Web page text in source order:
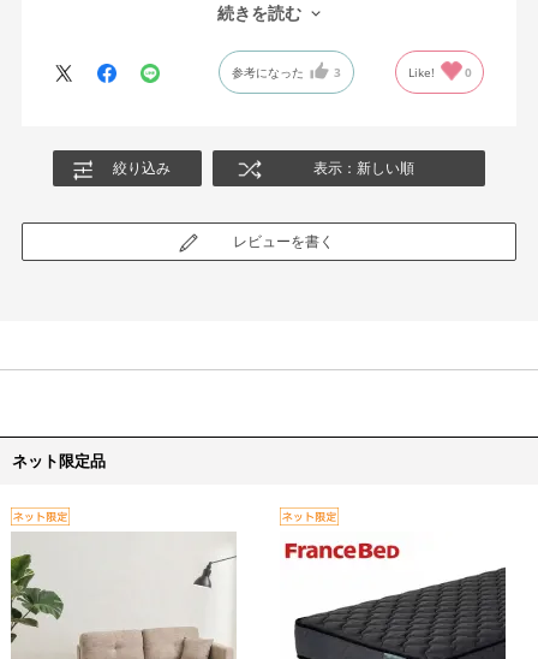
(スライド部分の隙間が大きいのでしょうか？)
もう慣れましたが、最初はストレスでした。
続きを読む
参考になった 3 Like! 0
絞り込み 表示：新しい順
レビューを書く
ネット限定品